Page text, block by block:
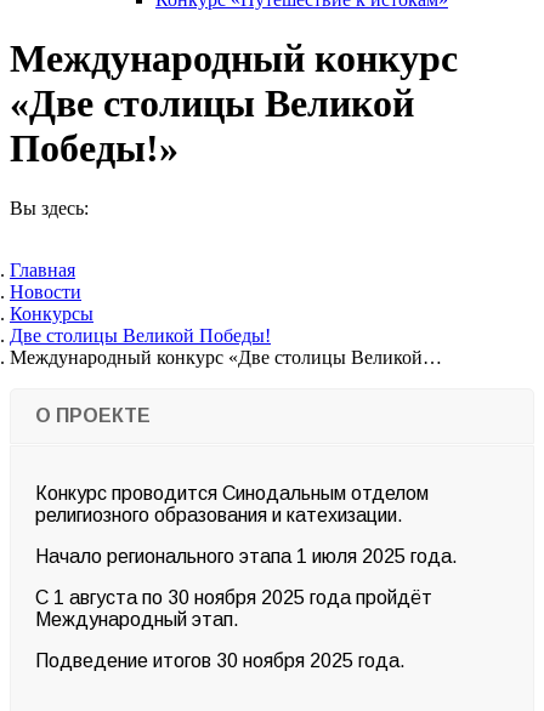
Международный конкурс
«Две столицы Великой
Победы!»
Вы здесь:
Главная
Новости
Конкурсы
Две столицы Великой Победы!
Международный конкурс «Две столицы Великой…
О ПРОЕКТЕ
Конкурс проводится Синодальным отделом
религиозного образования и катехизации.
Начало регионального этапа 1 июля 2025 года.
С 1 августа по 30 ноября 2025 года пройдёт
Международный этап.
Подведение итогов 30 ноября 2025 года.